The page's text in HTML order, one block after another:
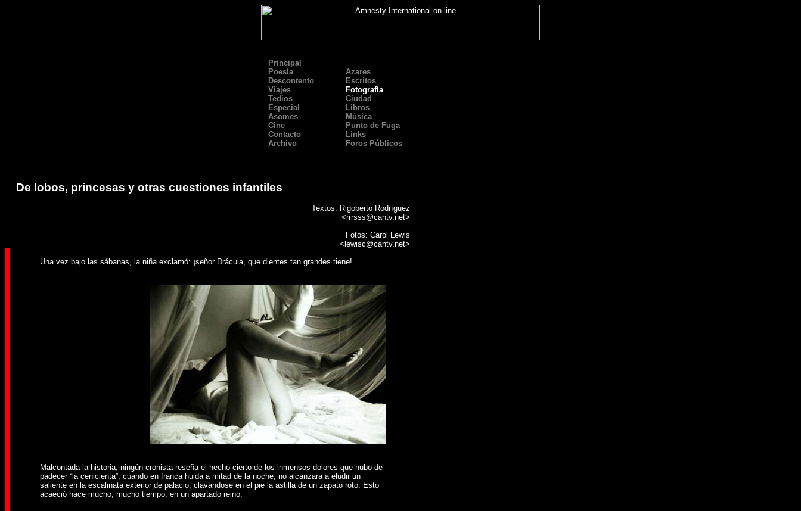
Principal
Poesía
Azares
Descontento
Escritos
Viajes
Fotografía
Tedios
Ciudad
Especial
Libros
Asomes
Música
Cine
Punto de Fuga
Contacto
Links
Archivo
Foros Públicos
De lobos, princesas y otras cuestiones infantiles
Textos: Rigoberto Rodríguez
<rrrsss@cantv.net>
Fotos: Carol Lewis
< lewisc@cantv.net>
Una vez bajo las sábanas, la niña exclamó: ¡señor Drácula, que dientes tan grandes tiene!
Malcontada la historia, ningún cronista reseña el hecho cierto de los inmensos dolores que hubo de
padecer “la cenicienta”, cuando en franca huida a mitad de la noche, no alcanzara a eludir un
saliente en la escalinata exterior de palacio, clavándose en el pie la astilla de un zapato roto. Esto
acaeció hace mucho, mucho tiempo, en un apartado reino.